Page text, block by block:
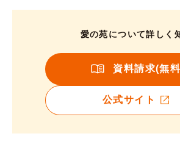
愛の苑について詳しく
資料請求(無
公式サイト